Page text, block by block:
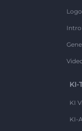
Intro
KI-
KI
KI-